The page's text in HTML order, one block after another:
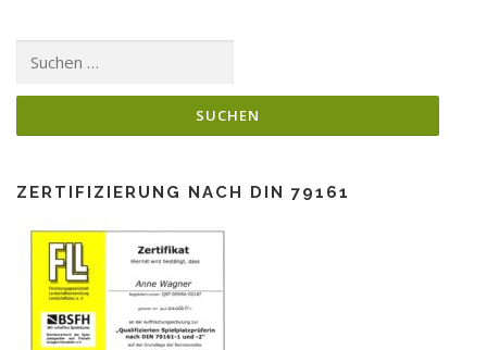
Suchen
ZERTIFIZIERUNG NACH DIN 79161